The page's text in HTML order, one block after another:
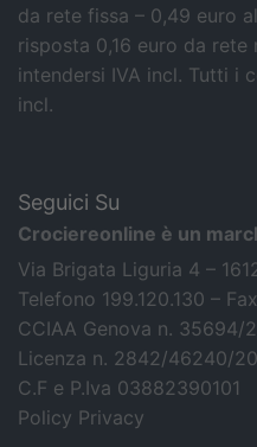
da rete fissa – 0,49 euro
risposta 0,16 euro da
intendersi IVA incl. Tutti i
incl.
Seguici Su
Crociereonline è un
Via Brigata Liguria 4 –
Telefono 199.120.130 –
CCIAA Genova n. 35694/
Licenza n. 2842/46240/
C.F e P.Iva 03882390101
Policy Privacy